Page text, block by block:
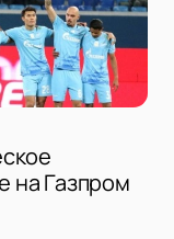
на Газпром